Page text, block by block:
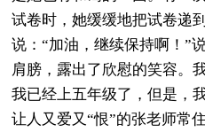
试卷时，她缓缓地把试卷递
说：“加油，继续保持啊！”
肩膀，露出了欣慰的笑容。
我已经上五年级了，但是，
让人又爱又“恨”的张老师常